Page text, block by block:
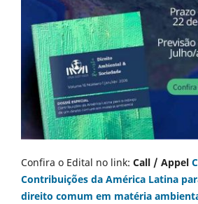
Confira o Edital no link: Call / Appel
Contribuições da América Latina
direito comum em matéria